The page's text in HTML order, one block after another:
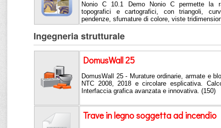
Nonio C 10.1 Demo Nonio C permette la
topografici e cartografici, con triangoli,
pendenze, sfumature di colore, viste
Ingegneria strutturale
DomusWall 25
DomusWall 25 - Murature ordinarie, armate e
NTC 2008, 2018 e circolare esplicativa.
Interfaccia grafica avanzata e innovativa. (150)
Trave in legno soggetta ad incendio